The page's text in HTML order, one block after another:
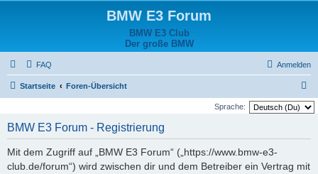
BMW E3 Forum
BMW E3 Club
Der große BMW
FAQ Anmelden
Startseite Foren-Übersicht
u
Sprache:
BMW E3 Forum - Registrierung
Mit dem Zugriff auf „BMW E3 Forum“ („https://www.bmw-e3-
club.de/forum“) wird zwischen dir und dem Betreiber ein Vertrag mit